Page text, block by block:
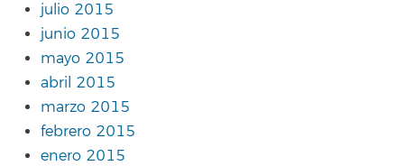
julio 2015
junio 2015
mayo 2015
abril 2015
marzo 2015
febrero 2015
enero 2015